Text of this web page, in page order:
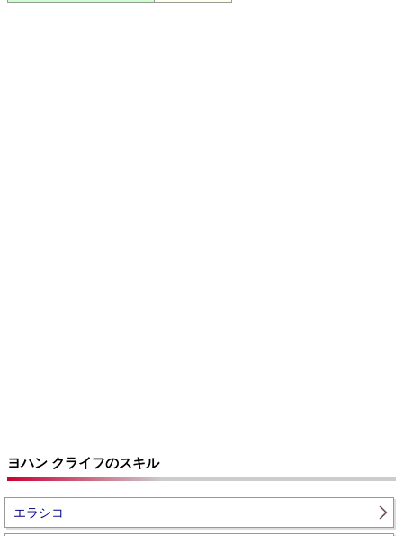
ヨハン クライフのスキル
エラシコ